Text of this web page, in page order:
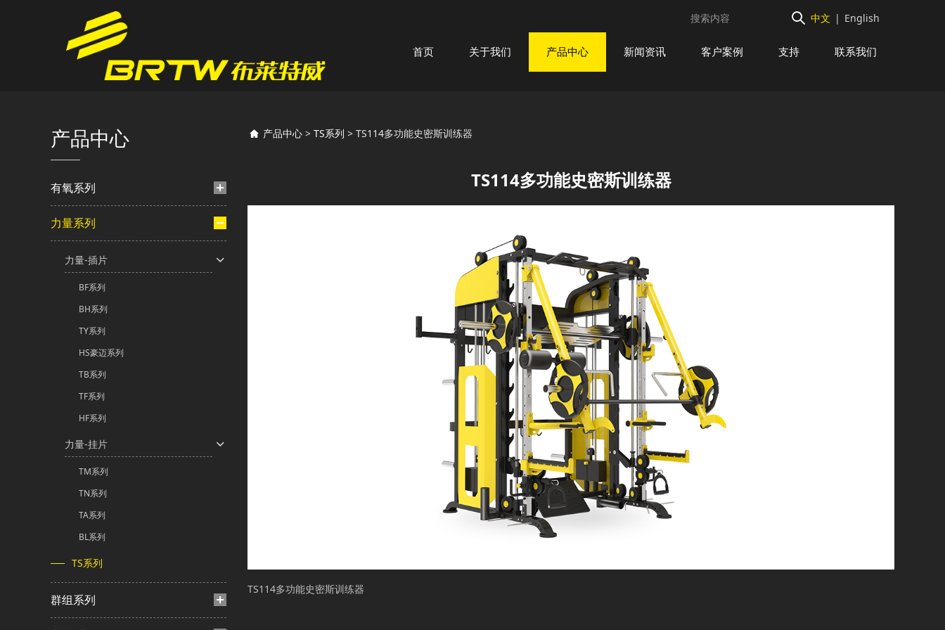
中文 | English
首页 关于我们 产品中心 新闻资讯 客户案例 支持 联系我们
产品中心
有氧系列
力量系列
力量-插片
BF系列
BH系列
TY系列
HS豪迈系列
TB系列
TF系列
HF系列
力量-挂片
TM系列
TN系列
TA系列
BL系列
TS系列
群组系列
TS114多功能史密斯训练器
产品中心 > TS系列 > TS114多功能史密斯训练器
TS114多功能史密斯训练器
TS114多功能史密斯训练器